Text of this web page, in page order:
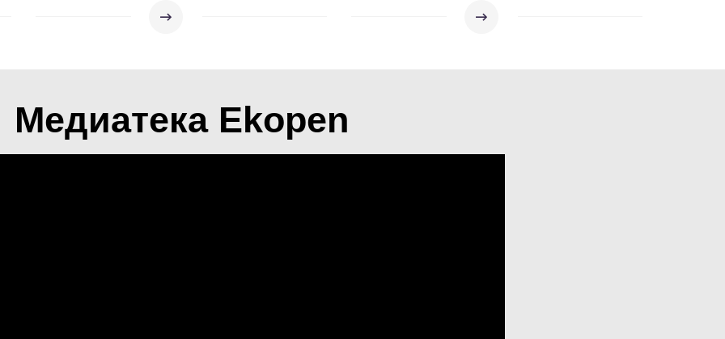
Медиатека Ekopen